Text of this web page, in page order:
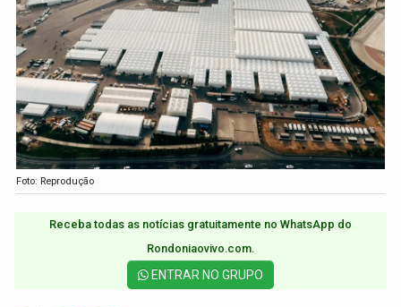
Foto: Reprodução
Receba todas as notícias gratuitamente no WhatsApp do
Rondoniaovivo.com.​
ENTRAR NO GRUPO